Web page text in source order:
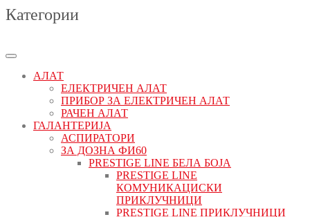
Категории
АЛАТ
ЕЛЕКТРИЧЕН АЛАТ
ПРИБОР ЗА ЕЛЕКТРИЧЕН АЛАТ
РАЧЕН АЛАТ
ГАЛАНТЕРИЈА
АСПИРАТОРИ
ЗА ДОЗНА ФИ60
PRESTIGE LINE БЕЛА БОЈА
PRESTIGE LINE
КОМУНИКАЦИСКИ
ПРИКЛУЧНИЦИ
PRESTIGE LINE ПРИКЛУЧНИЦИ